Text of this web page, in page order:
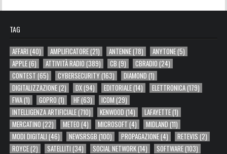
TAG
AFFARI (40) AMPLIFICATORE(21) ANTENNE(78) ANYTONE(5)
APPLE(6) ATTIVITÀ RADIO (389) CB (9) CBRADIO (24)
CONTEST (65) CYBERSECURITY(163) DIAMOND (1)
DIGITALIZZAZIONE(2) DX(94) EDITORIALE(14) ELETTRONICA(179)
FWA(1) GOPRO (1) HF(63) ICOM (29)
INTELLIGENZA ARTIFICIALE(710) KENWOOD (14) LAFAYETTE(1)
MERCATINO (22) METEO (4) MICROSOFT (4) MIDLAND (11)
MODI DIGITALI (46) NEWSRSGB (100) PROPAGAZIONE(4) RETEVIS (2)
ROYCE(2) SATELLITI (34) SOCIAL NETWORK(14) SOFTWARE(103)